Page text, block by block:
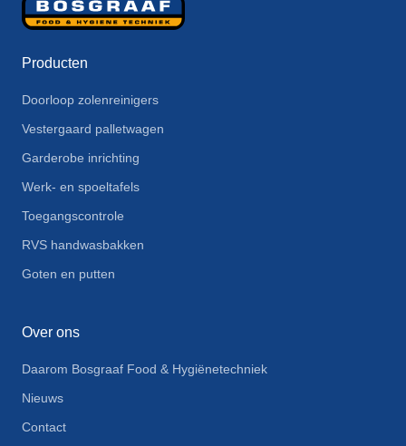
Producten
Doorloop zolenreinigers
Vestergaard palletwagen
Garderobe inrichting
Werk- en spoeltafels
Toegangscontrole
RVS handwasbakken
Goten en putten
Over ons
Daarom Bosgraaf Food & Hygiënetechniek
Nieuws
Contact